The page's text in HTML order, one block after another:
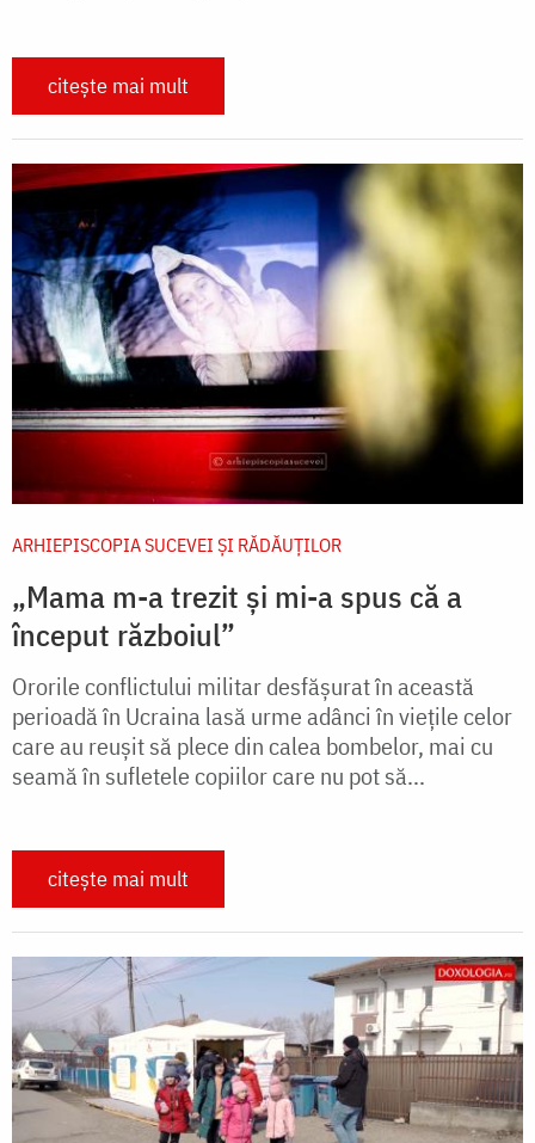
citește mai mult
ARHIEPISCOPIA SUCEVEI ŞI RĂDĂUŢILOR
„Mama m-a trezit și mi-a spus că a
început războiul”
Ororile conflictului militar desfășurat în această
perioadă în Ucraina lasă urme adânci în viețile celor
care au reușit să plece din calea bombelor, mai cu
seamă în sufletele copiilor care nu pot să...
citește mai mult